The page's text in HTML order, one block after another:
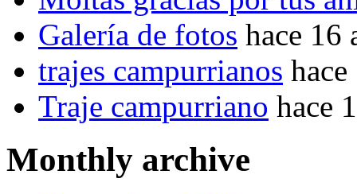
Galería de fotos hace 16
trajes campurrianos
Traje campurriano hace
Monthly archive